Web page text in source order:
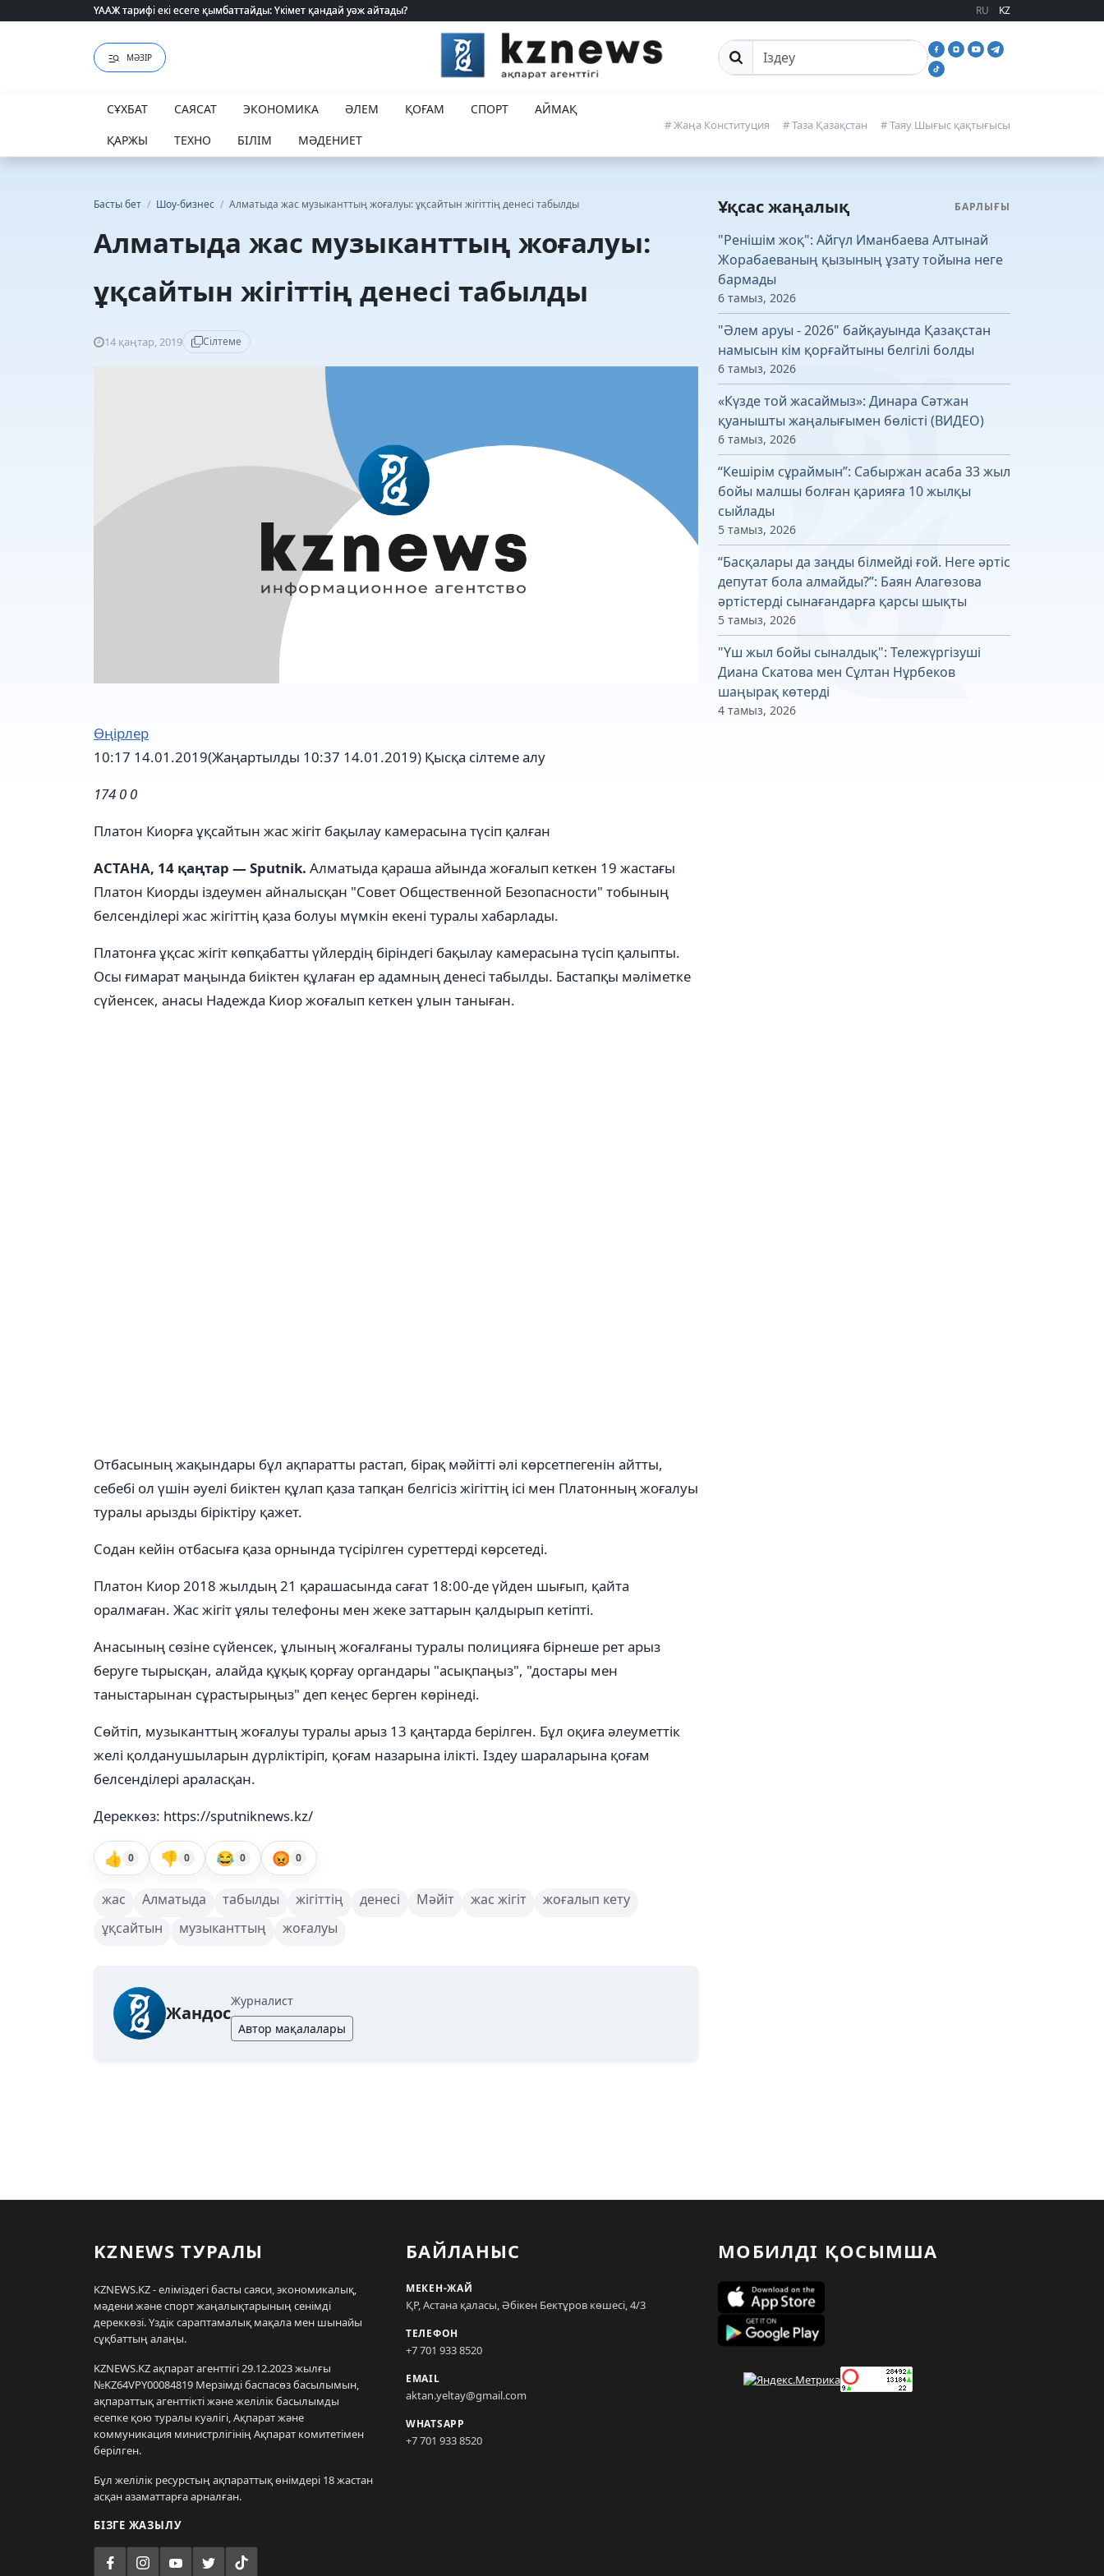
ҮААЖ тарифі екі есеге қымбаттайды: Үкімет қандай уәж айтады?
ҮААЖ тарифі екі есеге қымбаттайды: Үкімет қандай уәж айтады? RU KZ
МӘЗІР Сайттан іздеу
СҰХБАТ САЯСАТ ЭКОНОМИКА ӘЛЕМ ҚОҒАМ СПОРТ
АЙМАҚ
ҚАРЖЫ
ТЕХНО БІЛІМ МӘДЕНИЕТ
# Жаңа Конституция # Таза Қазақстан # Таяу Шығыс қақтығысы
Басты бет / Шоу-бизнес / Алматыда жас музыканттың жоғалуы: ұқсайтын жігіттің денесі табылды
Алматыда жас музыканттың жоғалуы:
ұқсайтын жігіттің денесі табылды
14 қаңтар, 2019 Сілтеме
Өңірлер
10:17 14.01.2019(Жаңартылды 10:37 14.01.2019) Қысқа сілтеме алу
174 0 0
Платон Киорға ұқсайтын жас жігіт бақылау камерасына түсіп қалған
АСТАНА, 14 қаңтар — Sputnik. Алматыда қараша айында жоғалып кеткен 19 жастағы
Платон Киорды іздеумен айналысқан "Совет Общественной Безопасности" тобының
белсенділері жас жігіттің қаза болуы мүмкін екені туралы хабарлады.
Платонға ұқсас жігіт көпқабатты үйлердің біріндегі бақылау камерасына түсіп қалыпты.
Осы ғимарат маңында биіктен құлаған ер адамның денесі табылды. Бастапқы мәліметке
сүйенсек, анасы Надежда Киор жоғалып кеткен ұлын таныған.
Отбасының жақындары бұл ақпаратты растап, бірақ мәйітті әлі көрсетпегенін айтты,
себебі ол үшін әуелі биіктен құлап қаза тапқан белгісіз жігіттің ісі мен Платонның жоғалуы
туралы арызды біріктіру қажет.
Содан кейін отбасыға қаза орнында түсірілген суреттерді көрсетеді.
Платон Киор 2018 жылдың 21 қарашасында сағат 18:00-де үйден шығып, қайта
оралмаған. Жас жігіт ұялы телефоны мен жеке заттарын қалдырып кетіпті.
Анасының сөзіне сүйенсек, ұлының жоғалғаны туралы полицияға бірнеше рет арыз
беруге тырысқан, алайда құқық қорғау органдары "асықпаңыз", "достары мен
таныстарынан сұрастырыңыз" деп кеңес берген көрінеді.
Сөйтіп, музыканттың жоғалуы туралы арыз 13 қаңтарда берілген. Бұл оқиға әлеуметтік
желі қолданушыларын дүрліктіріп, қоғам назарына ілікті. Іздеу шараларына қоғам
белсенділері араласқан.
Дереккөз: https://sputniknews.kz/
👍 0 👎 0 😂 0 😡 0
жас Алматыда табылды жігіттің денесі Мәйіт жас жігіт
жоғалып кету
ұқсайтын
музыканттың жоғалуы
Жандос
Журналист
Автор мақалалары
Ұқсас жаңалық БАРЛЫҒЫ
"Ренішім жоқ": Айгүл Иманбаева Алтынай
Жорабаеваның қызының ұзату тойына неге
бармады
6 тамыз, 2026
"Әлем аруы - 2026" байқауында Қазақстан
намысын кім қорғайтыны белгілі болды
6 тамыз, 2026
«Күзде той жасаймыз»: Динара Сәтжан
қуанышты жаңалығымен бөлісті (ВИДЕО)
6 тамыз, 2026
“Кешірім сұраймын”: Сабыржан асаба 33 жыл
бойы малшы болған қарияға 10 жылқы
сыйлады
5 тамыз, 2026
“Басқалары да заңды білмейді ғой. Неге әртіс
депутат бола алмайды?”: Баян Алагөзова
әртістерді сынағандарға қарсы шықты
5 тамыз, 2026
"Үш жыл бойы сыналдық": Тележүргізуші
Диана Скатова мен Сұлтан Нұрбеков
шаңырақ көтерді
4 тамыз, 2026
KZNEWS ТУРАЛЫ
KZNEWS.KZ - еліміздегі басты саяси, экономикалық,
мәдени және спорт жаңалықтарының сенімді
дереккөзі. Үздік сараптамалық мақала мен шынайы
сұқбаттың алаңы.
KZNEWS.KZ ақпарат агенттігі 29.12.2023 жылғы
№KZ64VPY00084819 Мерзімді баспасөз басылымын,
ақпараттық агенттікті және желілік басылымды
есепке қою туралы куәлігі, Ақпарат және
коммуникация министрлігінің Ақпарат комитетімен
берілген.
Бұл желілік ресурстың ақпараттық өнімдері 18 жастан
асқан азаматтарға арналған.
БІЗГЕ ЖАЗЫЛУ
БАЙЛАНЫС
МЕКЕН-ЖАЙ
ҚР, Астана қаласы, Әбікен Бектұров көшесі, 4/3
ТЕЛЕФОН
+7 701 933 8520
EMAIL
aktan.yeltay@gmail.com
WHATSAPP
+7 701 933 8520
МОБИЛДІ ҚОСЫМША